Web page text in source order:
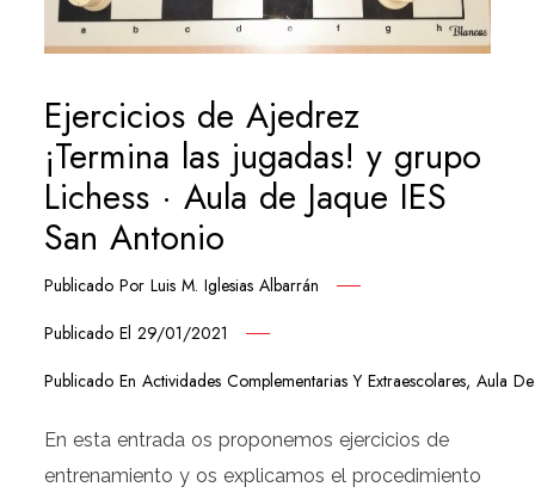
Ejercicios de Ajedrez
¡Termina las jugadas! y grupo
Lichess · Aula de Jaque IES
San Antonio
Publicado PorLuis M. Iglesias Albarrán
Publicado El29/01/2021
Publicado EnActividades Complementarias Y Extraescolares,Aula
En esta entrada os proponemos ejercicios de
entrenamiento y os explicamos el procedimiento